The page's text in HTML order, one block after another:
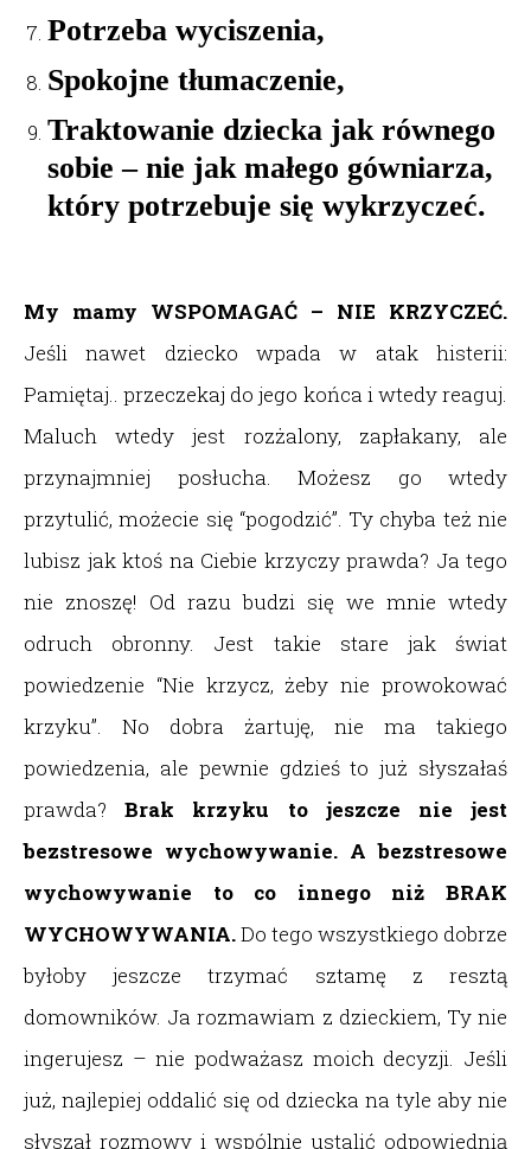
Potrzeba wyciszenia,
Spokojne tłumaczenie,
Traktowanie dziecka jak równego
sobie – nie jak małego gówniarza,
który potrzebuje się wykrzyczeć.
My mamy WSPOMAGAĆ – NIE KRZYCZEĆ.
Jeśli nawet dziecko wpada w atak histerii:
Pamiętaj.. przeczekaj do jego końca i wtedy reaguj.
Maluch wtedy jest rozżalony, zapłakany, ale
przynajmniej posłucha. Możesz go wtedy
przytulić, możecie się “pogodzić”. Ty chyba też nie
lubisz jak ktoś na Ciebie krzyczy prawda? Ja tego
nie znoszę! Od razu budzi się we mnie wtedy
odruch obronny. Jest takie stare jak świat
powiedzenie “Nie krzycz, żeby nie prowokować
krzyku”. No dobra żartuję, nie ma takiego
powiedzenia, ale pewnie gdzieś to już słyszałaś
prawda?Brak krzyku to jeszcze nie jest
bezstresowe wychowywanie. A bezstresowe
wychowywanie to co innego niż BRAK
WYCHOWYWANIA.Do tego wszystkiego dobrze
byłoby jeszcze trzymać sztamę z resztą
domowników. Ja rozmawiam z dzieckiem, Ty nie
ingerujesz – nie podważasz moich decyzji. Jeśli
już, najlepiej oddalić się od dziecka na tyle aby nie
słyszał rozmowy i wspólnie ustalić odpowiednią